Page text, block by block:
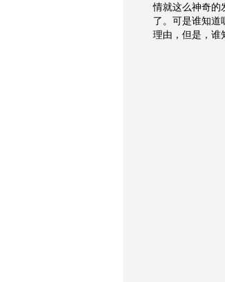
情就这么神奇的
了。可是谁知道
理由，但是，谁